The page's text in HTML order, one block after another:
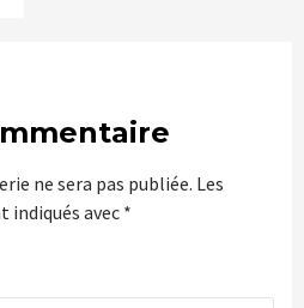
ne sera pas publiée. Les
indiqués avec *